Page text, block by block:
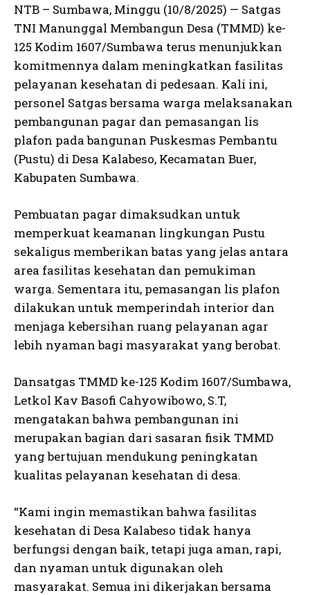
NTB – Sumbawa, Minggu (10/8/2025) — Satgas
TNI Manunggal Membangun Desa (TMMD) ke-
125 Kodim 1607/Sumbawa terus menunjukkan
komitmennya dalam meningkatkan fasilitas
pelayanan kesehatan di pedesaan. Kali ini,
personel Satgas bersama warga melaksanakan
pembangunan pagar dan pemasangan lis
plafon pada bangunan Puskesmas Pembantu
(Pustu) di Desa Kalabeso, Kecamatan Buer,
Kabupaten Sumbawa.
Pembuatan pagar dimaksudkan untuk
memperkuat keamanan lingkungan Pustu
sekaligus memberikan batas yang jelas antara
area fasilitas kesehatan dan pemukiman
warga. Sementara itu, pemasangan lis plafon
dilakukan untuk memperindah interior dan
menjaga kebersihan ruang pelayanan agar
lebih nyaman bagi masyarakat yang berobat.
Dansatgas TMMD ke-125 Kodim 1607/Sumbawa,
Letkol Kav Basofi Cahyowibowo, S.T,
mengatakan bahwa pembangunan ini
merupakan bagian dari sasaran fisik TMMD
yang bertujuan mendukung peningkatan
kualitas pelayanan kesehatan di desa.
“Kami ingin memastikan bahwa fasilitas
kesehatan di Desa Kalabeso tidak hanya
berfungsi dengan baik, tetapi juga aman, rapi,
dan nyaman untuk digunakan oleh
masyarakat. Semua ini dikerjakan bersama